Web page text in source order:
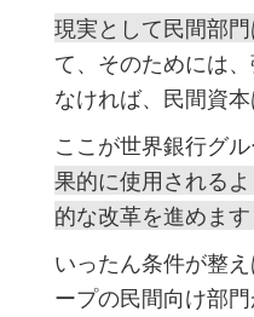
現実として民間部
て、そのためには
なければ、民間資本
ここが世界銀行グ
果的に使用される
的な改革を進めます
いったん条件が整
ープの民間向け部